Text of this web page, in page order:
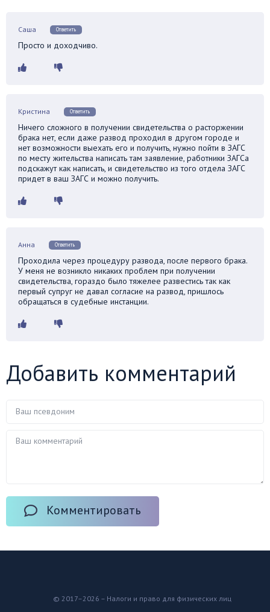
Саша Ответить
Просто и доходчиво.
Кристина Ответить
Ничего сложного в получении свидетельства о расторжении
брака нет, если даже развод проходил в другом городе и
нет возможности выехать его и получить, нужно пойти в ЗАГС
по месту жительства написать там заявление, работники ЗАГСа
подскажут как написать, и свидетельство из того отдела ЗАГС
придет в ваш ЗАГС и можно получить.
Анна Ответить
Проходила через процедуру развода, после первого брака.
У меня не возникло никаких проблем при получении
свидетельства, гораздо было тяжелее развестись так как
первый супруг не давал согласие на развод, пришлось
обращаться в судебные инстанции.
Добавить комментарий
Комментировать
© 2017–2026 – Налоги и право для физических лиц